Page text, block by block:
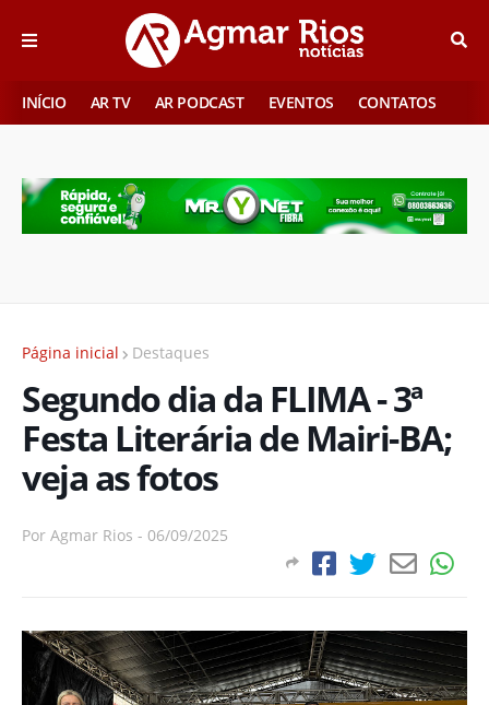
INÍCIO AR TV AR PODCAST EVENTOS CONTATOS
Página inicial Destaques
Segundo dia da FLIMA - 3ª
Festa Literária de Mairi-BA;
veja as fotos
Por Agmar Rios - 06/09/2025